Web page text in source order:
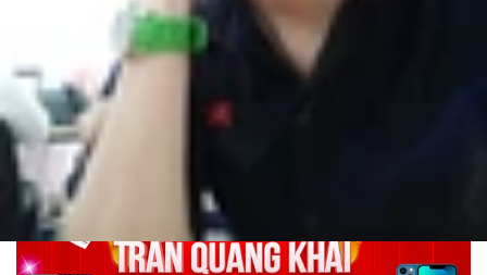
Nguyễn Phan Thảo Nguyên
Ngày đăng:13/07/2022
Cập nhật:13/07/2022
Theo dõi XTMobile trên